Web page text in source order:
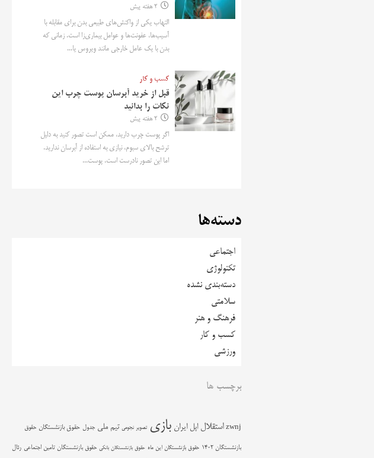
2 هفته پیش
التهاب یکی از واکنش‌های طبیعی بدن برای مقابله با
آسیب‌ها، عفونت‌ها و عوامل بیماری‌زا است. زمانی که
بدن با یک عامل خارجی مانند ویروس یا...
کسب و کار
قبل از خرید آبرسان پوست چرب این
نکات را بدانید
2 هفته پیش
اگر پوست چرب دارید، ممکن است تصور کنید به دلیل
ترشح بالای سبوم، نیازی به استفاده از آبرسان ندارید.
اما این تصور نادرست است. پوست...
دسته‌ها
اجتماعی
تکنولوژی
دسته‌بندی نشده
سلامتی
فرهنگ و هنر
کسب و کار
ورزشی
برچسب ها
zwnj استقلال اپل ایران بازی تصویر نجومی تیم ملی جدول حقوق بازنشستگان حقوق
بازنشستگان 1402 حقوق بازنشستگان این ماه حقوق بازنشستگان بانکی حقوق بازنشستگان تامین اجتماعی رئال